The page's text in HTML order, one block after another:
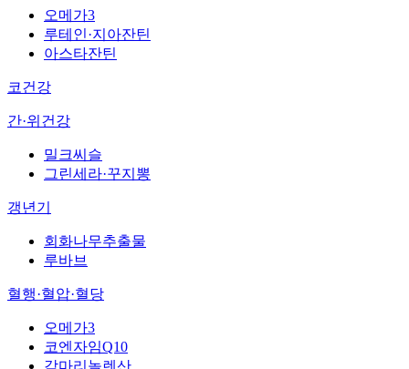
오메가3
루테인·지아잔틴
아스타잔틴
코건강
간·위건강
밀크씨슬
그린세라·꾸지뽕
갱년기
회화나무추출물
루바브
혈행·혈압·혈당
오메가3
코엔자임Q10
감마리놀렌산